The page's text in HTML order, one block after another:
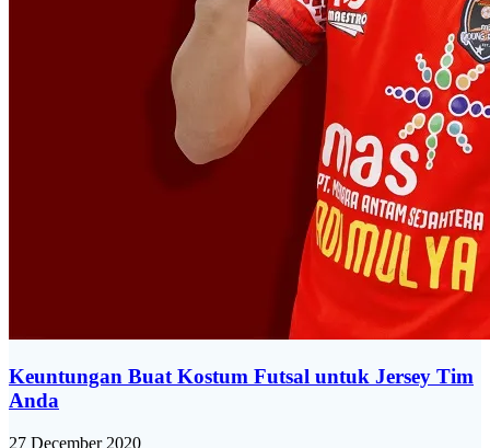
Keuntungan Buat Kostum Futsal untuk Jersey Tim
Anda
27 December 2020